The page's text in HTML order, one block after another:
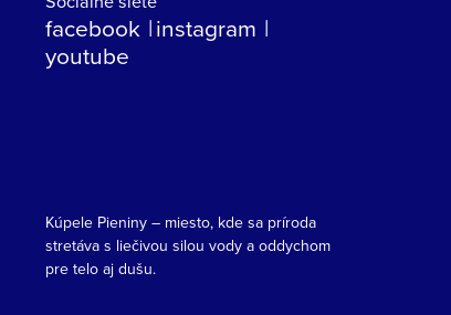
facebook instagram
youtube
Kúpele Pieniny – miesto, kde sa príroda
stretáva s liečivou silou vody a oddychom
pre telo aj dušu.